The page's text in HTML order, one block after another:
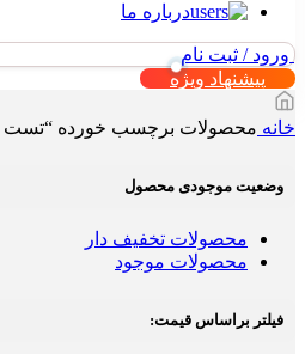
درباره ما
ورود / ثبت نام
پیشنهاد ویژه
خانه محصولات برچسب خورده “تست
وضعیت موجودی محصول
محصولات تخفیف دار
محصولات موجود
فیلتر براساس قیمت: